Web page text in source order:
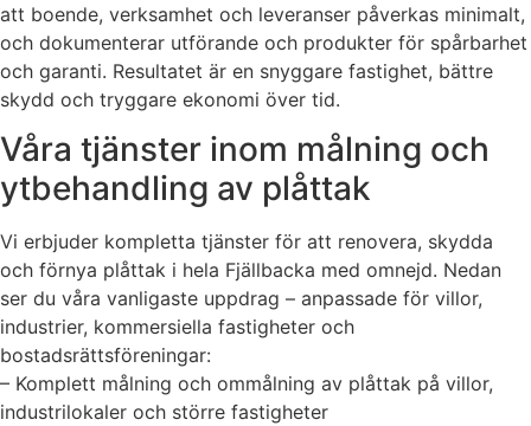
att boende, verksamhet och leveranser påverkas minimalt,
och dokumenterar utförande och produkter för spårbarhet
och garanti. Resultatet är en snyggare fastighet, bättre
skydd och tryggare ekonomi över tid.
Våra tjänster inom målning och
ytbehandling av plåttak
Vi erbjuder kompletta tjänster för att renovera, skydda
och förnya plåttak i hela Fjällbacka med omnejd. Nedan
ser du våra vanligaste uppdrag – anpassade för villor,
industrier, kommersiella fastigheter och
bostadsrättsföreningar:
– Komplett målning och ommålning av plåttak på villor,
industrilokaler och större fastigheter